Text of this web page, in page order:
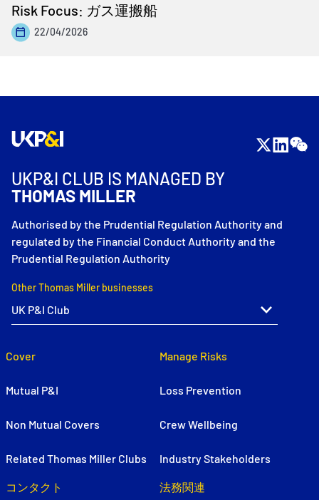
Risk Focus: ガス運搬船
22/04/2026
UKP&I CLUB IS MANAGED BY
THOMAS MILLER
Authorised by the Prudential Regulation Authority and
regulated by the Financial Conduct Authority and the
Prudential Regulation Authority
Other Thomas Miller businesses
Cover
Mutual P&I
Non Mutual Covers
Related Thomas Miller Clubs
Manage Risks
Loss Prevention
Crew Wellbeing
Industry Stakeholders
コンタクト 法務関連